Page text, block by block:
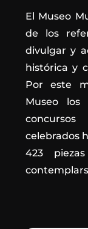
El Museo
de los
divulgar y
histórica y
Por este
Museo
celebrados
423